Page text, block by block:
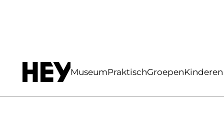
MuseumPraktischGroepenKinderen
Home Nieuws Limited Edition